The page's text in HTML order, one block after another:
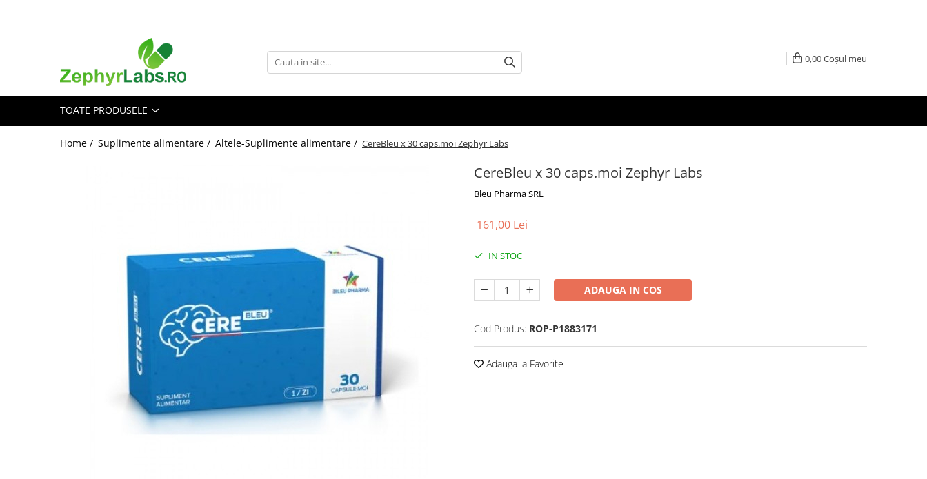
Alimentatie sanatoasa
Suplimente alimentare copii
Produse pentru ingrijire si
0,00Coșul meu
TOATE PRODUSELE
Home / Suplimente alimentare / Altele-Suplimente alimentare / CereBleu x 30 caps.moi Zephyr Labs
CereBleu x 30 caps.moi Zephyr Labs
Bleu Pharma SRL
161,00 Lei
IN STOC
ADAUGA IN COS
Cod Produs: ROP-P1883171
Adauga la Favorite